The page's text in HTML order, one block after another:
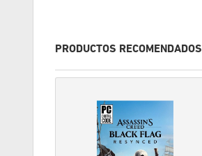
PRODUCTOS RECOMENDADOS